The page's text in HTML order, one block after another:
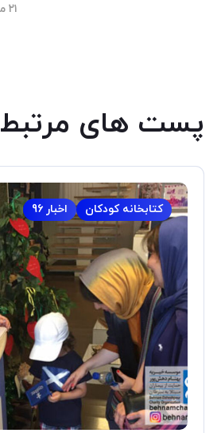
۲۱ مرداد ۱۳۹۶
پست های مرتبط
اخبار 96 کتابخانه کودکان